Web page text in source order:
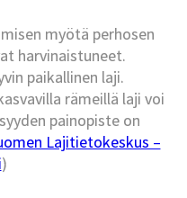
myötä perhosen
harvinaistuneet.
paikallinen laji.
rämeillä laji voi
painopiste on
Lajitietokeskus –
)